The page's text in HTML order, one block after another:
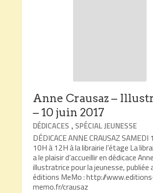
Anne Crausaz –
– 10 juin 2017
DÉDICACES , SPÉCIAL JEUNESSE
DÉDICACE ANNE CRAUSAZ SAMEDI
10H à 12H à la librairie l’étage La
a le plaisir d’accueillir en dédicace
illustratrice pour la jeunesse, publiée
éditions MeMo : http://
memo.fr/crausaz